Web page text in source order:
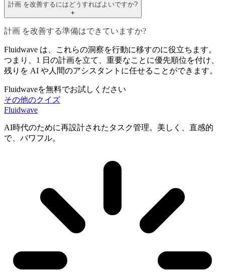
計画 を改善するにはどうすればよいですか?
+
計画 を改善する準備はできていますか?
Fluidwave は、これらの洞察を行動に移すのに役立ちます。
つまり、1 日の計画を立て、重要なことに優先順位を付け、
残りを AI や人間のアシスタントに任せることができます。
Fluidwaveを無料でお試しください
その他のクイズ
Fluidwave
AI時代のために再設計されたタスク管理。美しく、直感的
で、パワフル。